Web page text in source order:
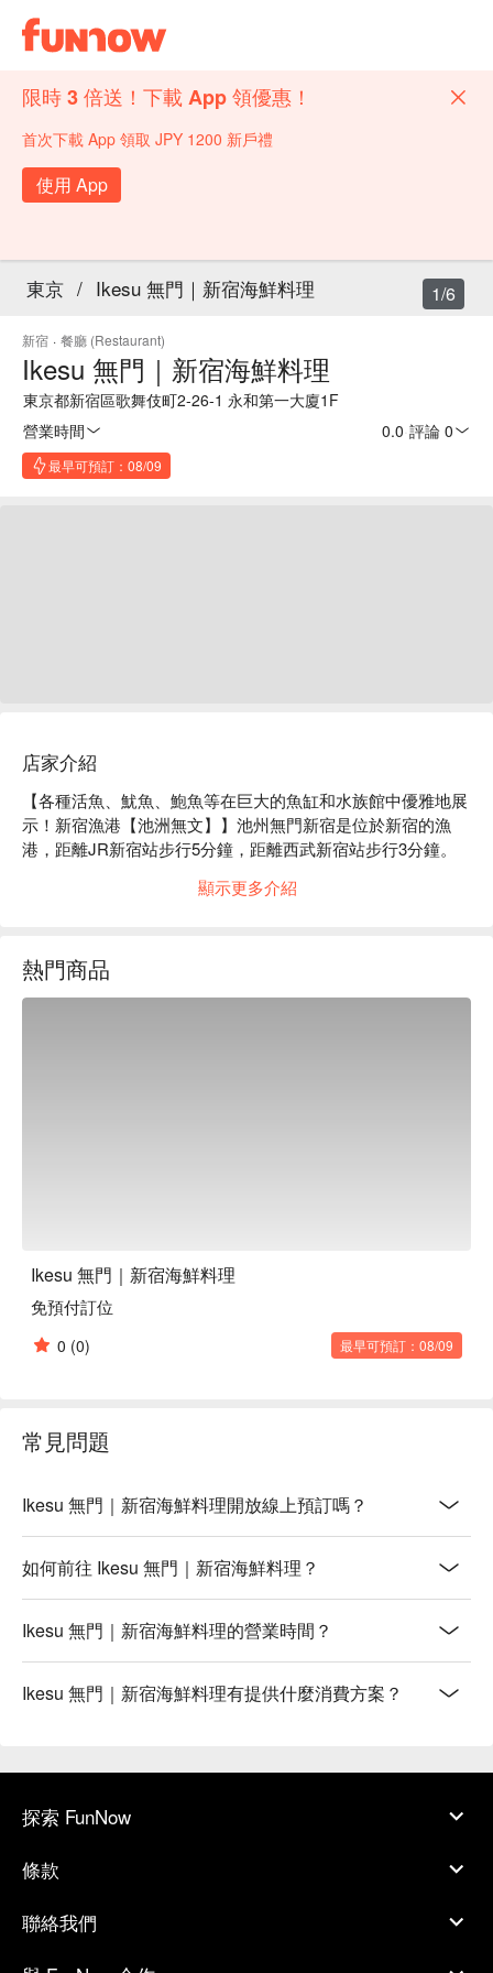
限時 3 倍送！下載 App 領優惠！
首次下載 App 領取 JPY 1200 新戶禮
使用 App
東京 / Ikesu 無門｜新宿海鮮料理
新宿 · 餐廳 (Restaurant)
Ikesu 無門｜新宿海鮮料理
東京都新宿區歌舞伎町2-26-1 永和第一大廈1F
營業時間
0.0 評論 0
最早可預訂：08/09
1/6
店家介紹
【各種活魚、魷魚、鮑魚等在巨大的魚缸和水族館中優雅地展
示！新宿漁港【池洲無文】】池州無門新宿是位於新宿的漁
港，距離JR新宿站步行5分鐘，距離西武新宿站步行3分鐘。
魚缸，上方排列著一排魚缸。店內有特色的遊動魷魚、鯛魚、
心挑選，擁有最高品質的美味！歡迎您嘗試各種組合享用。午
餐時段，藍鰭鮪蓋飯和刺身套餐非常受歡迎。此外，還有涮涮
顯示更多介紹
熱門商品
Ikesu 無門｜新宿海鮮料理
免預付訂位
0 (0) 最早可預訂：08/09
常見問題
Ikesu 無門｜新宿海鮮料理開放線上預訂嗎？
如何前往 Ikesu 無門｜新宿海鮮料理？
Ikesu 無門｜新宿海鮮料理的營業時間？
Ikesu 無門｜新宿海鮮料理有提供什麼消費方案？
探索 FunNow
條款
聯絡我們